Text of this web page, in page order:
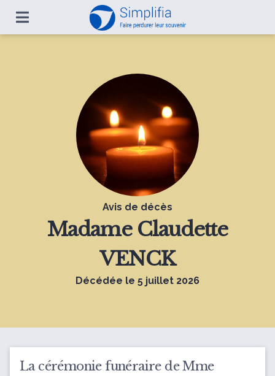
Avis de décès
Madame Claudette
VENCK
Décédée le 5 juillet 2026
La cérémonie funéraire de Mme